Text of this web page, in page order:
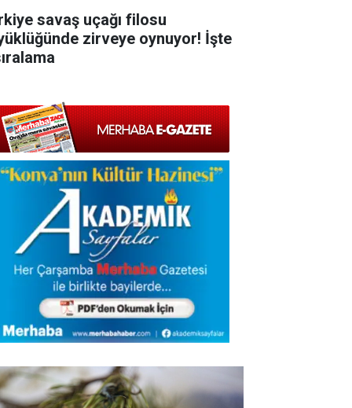
savaş uçağı filosu
zirveye oynuyor! İşte